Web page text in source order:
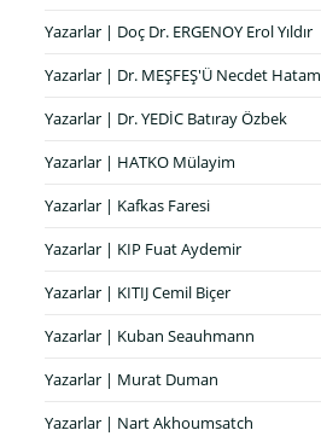
Yazarlar | Doç Dr. ERGENOY Erol Yıldır
Yazarlar | Dr. MEŞFEŞ'Ü Necdet Hatam
Yazarlar | Dr. YEDİC Batıray Özbek
Yazarlar | HATKO Mülayim
Yazarlar | Kafkas Faresi
Yazarlar | KIP Fuat Aydemir
Yazarlar | KITIJ Cemil Biçer
Yazarlar | Kuban Seauhmann
Yazarlar | Murat Duman
Yazarlar | Nart Akhoumsatch